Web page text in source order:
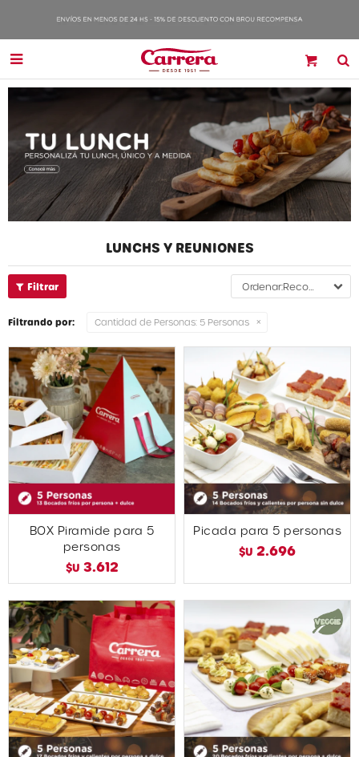

LUNCHS Y REUNIONES
Recomendados
Filtrando por: Cantidad de Personas: 5 Personas
BOX Piramide para 5
personas
$U 3.612
Picada para 5 personas
$U 2.696